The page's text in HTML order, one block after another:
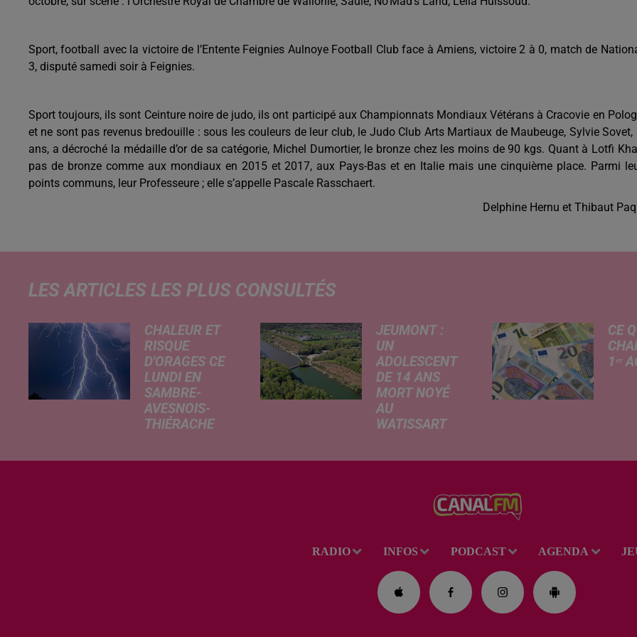
Sport, football avec la victoire de l’Entente Feignies Aulnoye Football Club face à Amiens, victoire 2 à 0, match de
3, disputé samedi soir à Feignies.
Sport toujours, ils sont Ceinture noire de judo, ils ont participé aux Championnats Mondiaux Vétérans à Cracovie en
et ne sont pas revenus bredouille : sous les couleurs de leur club, le Judo Club Arts Martiaux de Maubeuge, Sylvie Sovet,
ans, a décroché la médaille d’or de sa catégorie, Michel Dumortier, le bronze chez les moins de 90 kgs. Quant à Lotfi
pas de bronze comme aux mondiaux en 2015 et 2017, aux Pays-Bas et en Italie mais une cinquième place. Parmi
points communs, leur Professeure ; elle s’appelle Pascale Rasschaert.
Delphine Hernu et Thibaut
LES ARTICLES LES PLUS CONSULTÉS
CHALEUR ET
RISQUE
D'ORAGES CE
LUNDI EN
SAMBRE-
AVESNOIS-
THIÉRACHE
typiquement
JEUMONT :
UN
ADOLESCENT
DE 14 ANS
MORT NOYÉ
AU
WATISSART
informations
lundi par nos
confrères de La
le plan d'eau de
la base de loisirs
du...
CE
1ᵉʳ
de
RADIO INFOS PODCAST AGENDA